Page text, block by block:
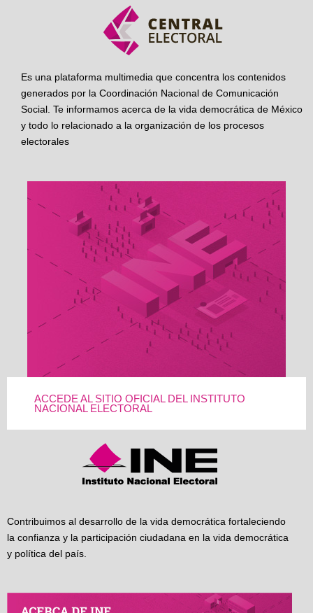
Es una plataforma multimedia que concentra los contenidos
generados por la Coordinación Nacional de Comunicación
Social. Te informamos acerca de la vida democrática de México
y todo lo relacionado a la organización de los procesos
electorales
ACCEDE AL SITIO OFICIAL DEL INSTITUTO
NACIONAL ELECTORAL
Contribuimos al desarrollo de la vida democrática fortaleciendo
la confianza y la participación ciudadana en la vida democrática
y política del país.